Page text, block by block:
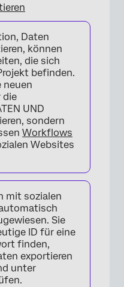
×
Daten
können
die sich
befinden.
neuen
die
UND
sondern
Workflows
Websites
mit sozialen
Sie
ID für eine
finden,
exportieren
unter